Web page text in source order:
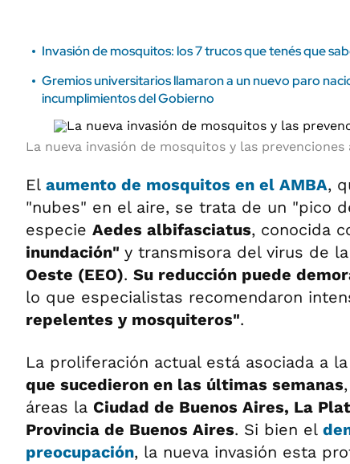
Invasión de mosquitos: los 7 trucos que tenés que
Gremios universitarios llamaron a un nuevo paro
incumplimientos del Gobierno
La nueva invasión de mosquitos y las
El aumento de mosquitos en el AMBA,
"nubes" en el aire, se trata de un "pico
especie Aedes albifasciatus, conocida
inundación" y transmisora del virus de la
Oeste (EEO). Su reducción puede
lo que especialistas recomendaron
repelentes y mosquiteros".
La proliferación actual está asociada a la
que sucedieron en las últimas semanas
áreas la Ciudad de Buenos Aires, La
Provincia de Buenos Aires. Si bien el
preocupación, la nueva invasión esta